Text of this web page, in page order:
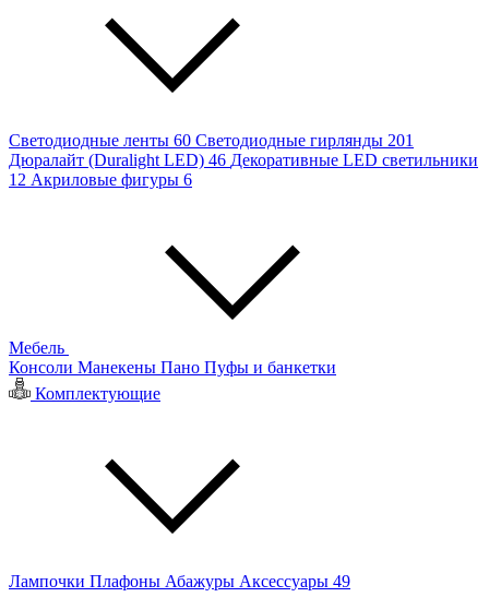
Светодиодные ленты 60 Светодиодные гирлянды 201
Дюралайт (Duralight LED) 46 Декоративные LED светильники
12 Акриловые фигуры 6
Мебель
Консоли Манекены Пано Пуфы и банкетки
Комплектующие
Лампочки Плафоны Абажуры Аксессуары 49